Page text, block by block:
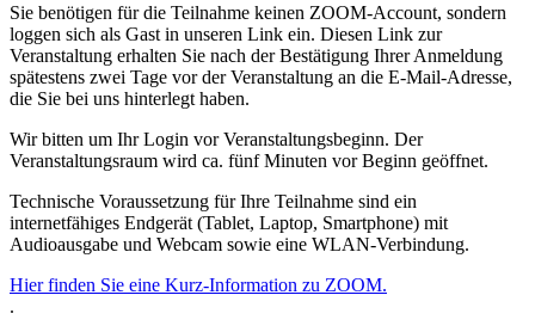
Sie benötigen für die Teilnahme keinen ZOOM-Account, sondern
loggen sich als Gast in unseren Link ein. Diesen Link zur
Veranstaltung erhalten Sie nach der Bestätigung Ihrer Anmeldung
spätestens zwei Tage vor der Veranstaltung an die E-Mail-Adresse,
die Sie bei uns hinterlegt haben.
Wir bitten um Ihr Login vor Veranstaltungsbeginn. Der
Veranstaltungsraum wird ca. fünf Minuten vor Beginn geöffnet.
Technische Voraussetzung für Ihre Teilnahme sind ein
internetfähiges Endgerät (Tablet, Laptop, Smartphone) mit
Audioausgabe und Webcam sowie eine WLAN-Verbindung.
Hier finden Sie eine Kurz-Information zu ZOOM.
.